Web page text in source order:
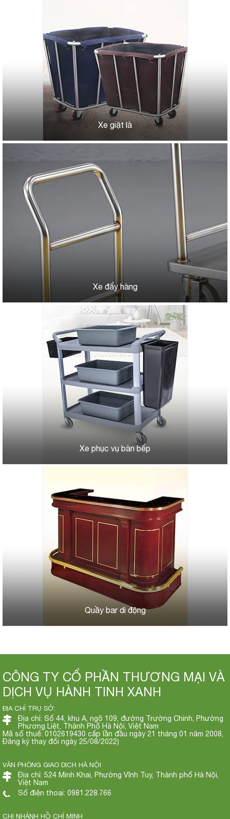
Xe giặt là
Xe đẩy hàng
Xe phục vụ bàn bếp
Quầy bar di động
CÔNG TY CỔ PHẦN THƯƠNG MẠI VÀ
DỊCH VỤ HÀNH TINH XANH
ĐỊA CHỈ TRỤ SỞ:
Địa chỉ: Số 44, khu A, ngõ 109, đường Trường Chinh, Phường
Phương Liệt, Thành Phố Hà Nội, Việt Nam
Mã số thuế: 0102619430 cấp lần đầu ngày 21 tháng 01 năm 2008,
Đăng ký thay đổi ngày 25/08/2022)
VĂN PHÒNG GIAO DỊCH HÀ NỘI
Địa chỉ: 524 Minh Khai, Phường Vĩnh Tuy, Thành phố Hà Nội,
Việt Nam
Số điện thoại: 0981.228.766
CHI NHÁNH HỒ CHÍ MINH